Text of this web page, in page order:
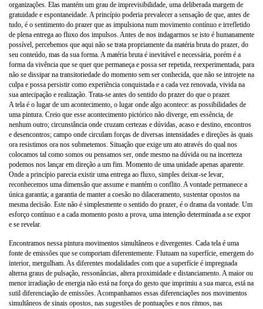
organizações. Elas mantém um grau de imprevisibilidade, uma deliberada margem de
gratuidade e espontaneidade. A princípio poderia prevalecer a sensação de que, antes de
tudo, é o sentimento do prazer que as impulsiona num movimento contínuo e irrefletido
de plena entrega ao fluxo dos impulsos. Antes de nos indagarmos se isto é humanamente
possível, percebemos que aqui não se trata propriamente da matéria bruta do prazer, do
seu conteúdo, mas da sua forma. A matéria bruta é inevitável e necessária, porém é a
forma da vivência que se quer que permaneça e possa ser repetida, reexperimentada, para
não se dissipar na transitoriedade do momento sem ser conhecida, que não se introjete na
culpa e possa persistir como experiência conquistada e a cada vez renovada, vivida na
sua antecipação e realização. Trata-se antes do sentido do prazer do que o prazer.
A tela é o lugar de um acontecimento, o lugar onde algo acontece: as possibilidades de
uma pintura. Creio que esse acontecimento pictórico não diverge, em essência, de
nenhum outro; circunstância onde cruzam certezas e dúvidas, acaso e destino, encontros
e desencontros; campo onde circulam forças de diversas intensidades e direções às quais
ora resistimos ora nos submetemos. Situação que exige um ato através do qual nos
colocamos tal como somos ou pensamos ser, onde mesmo na dúvida ou na incerteza
podemos nos lançar em direção a um fim. Momento de uma unidade apenas aparente.
Onde a princípio parecia existir uma entrega ao fluxo, simples deixar-se levar,
reconhecemos uma dimensão que assume e mantém o conflito. A vontade permanece a
única garantia; a garantia de manter a coesão no dilaceramento, sustentar opostos na
mesma decisão. Este não é simplesmente o sentido do prazer, é o drama da vontade. Um
esforço contínuo e a cada momento posto a prova, uma intenção determinada a se expor
e se revelar.
Encontramos nessa pintura movimentos simultâneos e divergentes. Cada tela é uma
fonte de emissões que se comportam diferentemente. Flutuam na superfície, emergem do
interior, mergulham. As diferentes modalidades com que a superfície é impregnada
alterna graus de pulsação, ressonâncias, altera proximidade e distanciamento. A maior ou
menor irradiação de energia não está na força do gesto que imprimiu a sua marca, está na
sutil diferenciação de emissões. Acompanhamos essas diferenciações nos movimentos
simultâneos de sinais opostos, nas sugestões de pontuações e nos ritmos, nas